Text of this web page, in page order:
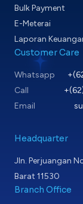
Bulk Payment
E-Meterai
Laporan
Customer Care
Whatsapp
Call
Email
Headquarter
Jln. Perjuangan
Barat 11530
Branch Office